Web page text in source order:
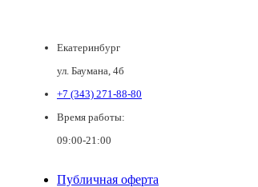
Екатеринбург
ул. Баумана, 4б
+7 (343) 271-88-80
Время работы:
09:00-21:00
Публичная оферта